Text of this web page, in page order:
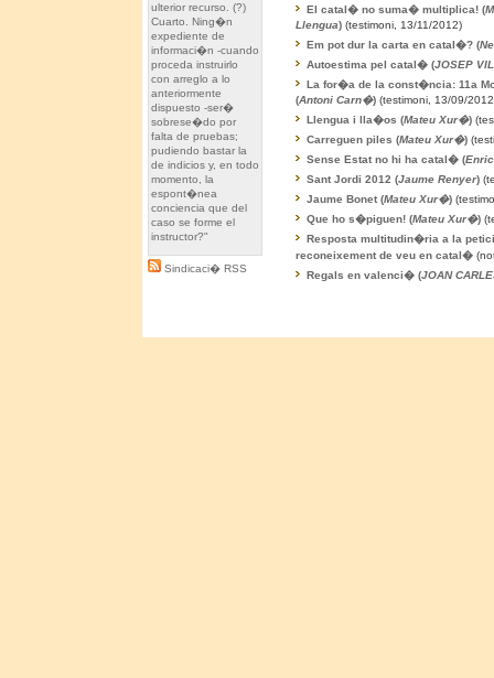
ulterior recurso. (?)
Cuarto. Ning�n
expediente de
informaci�n -cuando
proceda instruirlo
con arreglo a lo
anteriormente
dispuesto -ser�
sobrese�do por
falta de pruebas;
pudiendo bastar la
de indicios y, en todo
momento, la
espont�nea
conciencia que del
caso se forme el
instructor?"
Sindicaci� RSS
El catal� no suma� multiplica! (
Llengua) (testimoni, 13/11/2012)
Em pot dur la carta en catal�? (
Autoestima pel catal� (JOSEP
La for�a de la const�ncia: 11a
(Antoni Carn�) (testimoni, 13/09/
Llengua i lla�os (Mateu Xur�)
Carreguen piles (Mateu Xur�)
Sense Estat no hi ha catal� (
Sant Jordi 2012 (Jaume Renyer)
Jaume Bonet (Mateu Xur�)
Que ho s�piguen! (Mateu Xur�)
Resposta multitudin�ria a la
reconeixement de veu en catal�
Regals en valenci� (JOAN